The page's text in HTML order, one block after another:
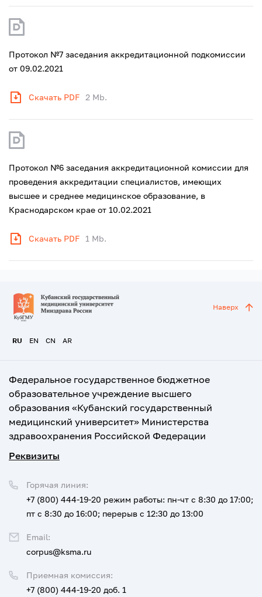
Протокол №7 заседания аккредитационной подкомиссии
от 09.02.2021
Скачать PDF 2 Mb.
Протокол №6 заседания аккредитационной комиссии для
проведения аккредитации специалистов, имеющих
высшее и среднее медицинское образование, в
Краснодарском крае от 10.02.2021
Скачать PDF 1 Mb.
RU EN CN AR
Наверх
Федеральное государственное бюджетное
образовательное учреждение высшего
образования «Кубанский государственный
медицинский университет» Министерства
здравоохранения Российской Федерации
Реквизиты
Приемная комиссия:
+7 (800) 444-19-20 доб. 1
Горячая линия:
+7 (800) 444-19-20 режим работы: пн-чт с 8:30 до 17:00;
пт с 8:30 до 16:00; перерыв с 12:30 до 13:00
Email:
corpus@ksma.ru